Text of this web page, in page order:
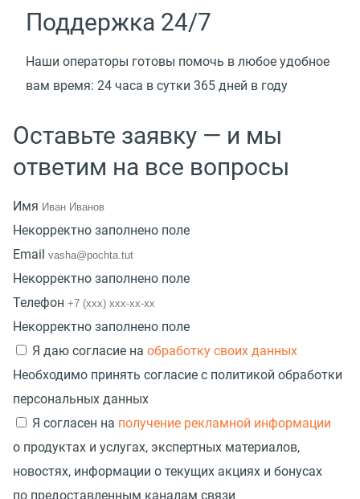
Поддержка 24/7
Наши операторы готовы помочь в любое удобное
вам время: 24 часа в сутки 365 дней в году
Оставьте заявку — и мы
ответим на все вопросы
Имя
Некорректно заполнено поле
Email
Некорректно заполнено поле
Телефон
Некорректно заполнено поле
Я даю согласие на обработку своих данных
Необходимо принять согласие с политикой обработки
персональных данных
Я согласен на получение рекламной информации
о продуктах и услугах, экспертных материалов,
новостях, информации о текущих акциях и бонусах
по предоставленным каналам связи